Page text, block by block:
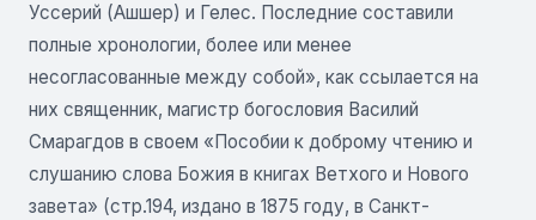
Уссерий (Ашшер) и Гелес. Последние составили
полные хронологии, более или менее
несогласованные между собой», как ссы­лается на
них священник, магистр богословия Василий
Смарагдов в своем «Пособии к доброму чтению и
слушанию слова Божия в книгах Ветхого и Нового
завета» (стр.194, издано в 1875 году, в Санкт-